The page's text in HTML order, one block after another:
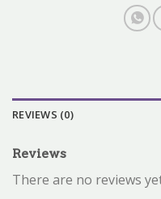
REVIEWS (0)
Reviews
There are no reviews